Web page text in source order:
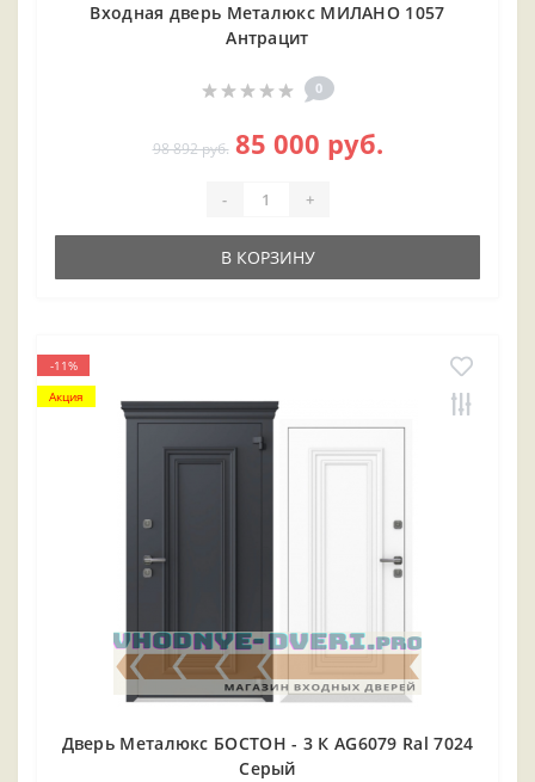
Входная дверь Металюкс МИЛАНО 1057
Антрацит
0
98 892 руб. 85 000 руб.
- +
В КОРЗИНУ
-11%
Акция
Дверь Металюкс БОСТОН - 3 К AG6079 Ral 7024
Серый